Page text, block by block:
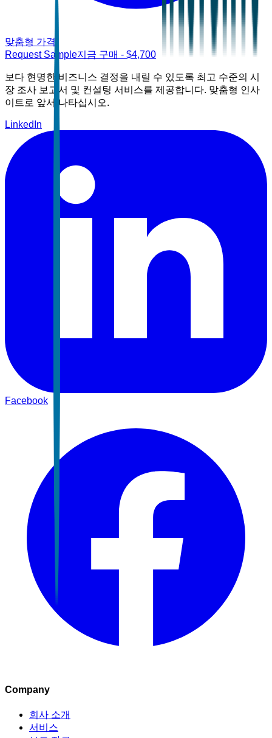
맞춤형 가격
Request Sample지금 구매 - $4,700
보다 현명한 비즈니스 결정을 내릴 수 있도록 최고 수준의 시
장 조사 보고서 및 컨설팅 서비스를 제공합니다. 맞춤형 인사
이트로 앞서 나타십시오.
LinkedIn
Facebook
Company
회사 소개
서비스